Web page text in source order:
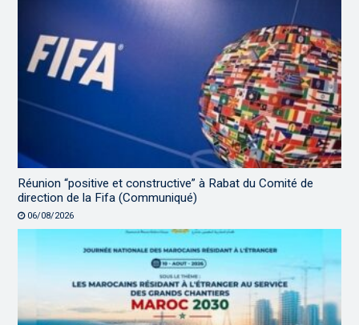
Réunion “positive et constructive” à Rabat du Comité de
direction de la Fifa (Communiqué)
06/08/2026